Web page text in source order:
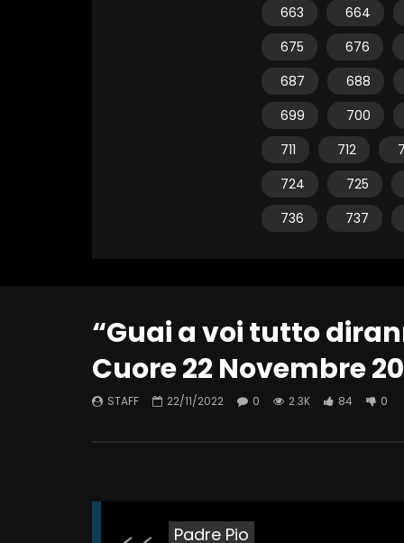
663
664
675
676
687
688
699
700
711
712
724
725
736
737
“Guai a voi tutto
Cuore 22 Novembre
STAFF 22/11/2022 0 2.3K 84 0
Padre Pio